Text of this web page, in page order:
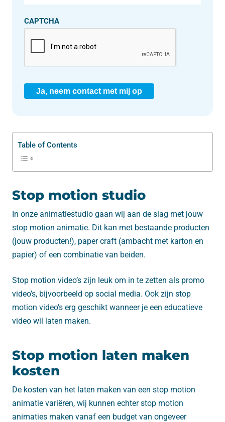
CAPTCHA
Ja, neem contact met mij op
Table of Contents
Stop motion studio
In onze animatiestudio gaan wij aan de slag met jouw
stop motion animatie. Dit kan met bestaande producten
(jouw producten!), paper craft (ambacht met karton en
papier) of een combinatie van beiden.
Stop motion video’s zijn leuk om in te zetten als promo
video’s, bijvoorbeeld op social media. Ook zijn stop
motion video’s erg geschikt wanneer je een educatieve
video wil laten maken.
Stop motion laten maken
kosten
De kosten van het laten maken van een stop motion
animatie variëren, wij kunnen echter stop motion
animaties maken vanaf een budget van ongeveer